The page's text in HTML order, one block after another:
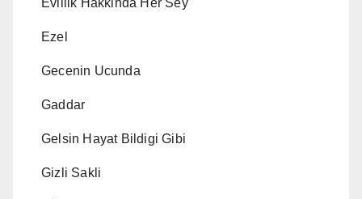
Evlilik Hakkinda Her Sey
Ezel
Gecenin Ucunda
Gaddar
Gelsin Hayat Bildigi Gibi
Gizli Sakli